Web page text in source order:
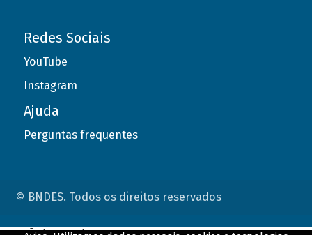
Redes Sociais
YouTube
Instagram
Ajuda
Perguntas frequentes
© BNDES. Todos os direitos reservados